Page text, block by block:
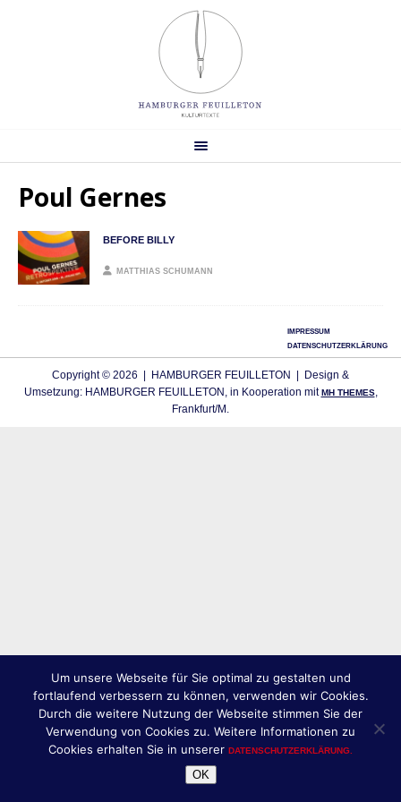
Poul Gernes
BEFORE BILLY
MATTHIAS SCHUMANN
IMPRESSUM
DATENSCHUTZERKLÄRUNG
Copyright © 2026 | HAMBURGER FEUILLETON | Design &
Umsetzung: HAMBURGER FEUILLETON, in Kooperation mitMH THEMES,
Frankfurt/M.
Um unsere Webseite für Sie optimal zu gestalten und
fortlaufend verbessern zu können, verwenden wir Cookies.
Durch die weitere Nutzung der Webseite stimmen Sie der
Verwendung von Cookies zu. Weitere Informationen zu
Cookies erhalten Sie in unserer DATENSCHUTZERKLÄRUNG.
OK